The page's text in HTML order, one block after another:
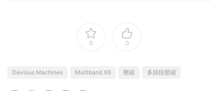
0 0
Devious Machines Multiband X6 壓縮 多頻段壓縮